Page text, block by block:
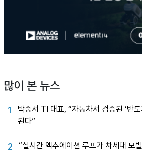
많이 본 뉴스
1
박중서 TI 대표, “자동차서 검증된 ‘반
된다”
2 “실시간 액추에이션 루프가 차세대 모